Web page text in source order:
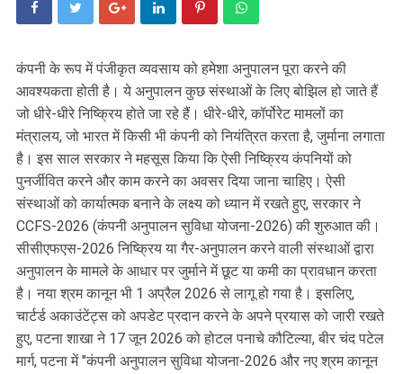
कंपनी के रूप में पंजीकृत व्यवसाय को हमेशा अनुपालन पूरा करने की
आवश्यकता होती है। ये अनुपालन कुछ संस्थाओं के लिए बोझिल हो जाते हैं
जो धीरे-धीरे निष्क्रिय होते जा रहे हैं। धीरे-धीरे, कॉर्पोरेट मामलों का
मंत्रालय, जो भारत में किसी भी कंपनी को नियंत्रित करता है, जुर्माना लगाता
है। इस साल सरकार ने महसूस किया कि ऐसी निष्क्रिय कंपनियों को
पुनर्जीवित करने और काम करने का अवसर दिया जाना चाहिए। ऐसी
संस्थाओं को कार्यात्मक बनाने के लक्ष्य को ध्यान में रखते हुए, सरकार ने
CCFS-2026 (कंपनी अनुपालन सुविधा योजना-2026) की शुरुआत की।
सीसीएफएस-2026 निष्क्रिय या गैर-अनुपालन करने वाली संस्थाओं द्वारा
अनुपालन के मामले के आधार पर जुर्माने में छूट या कमी का प्रावधान करता
है। नया श्रम कानून भी 1 अप्रैल 2026 से लागू हो गया है। इसलिए,
चार्टर्ड अकाउंटेंट्स को अपडेट प्रदान करने के अपने प्रयास को जारी रखते
हुए, पटना शाखा ने 17 जून 2026 को होटल पनाचे कौटिल्या, बीर चंद पटेल
मार्ग, पटना में "कंपनी अनुपालन सुविधा योजना-2026 और नए श्रम कानून